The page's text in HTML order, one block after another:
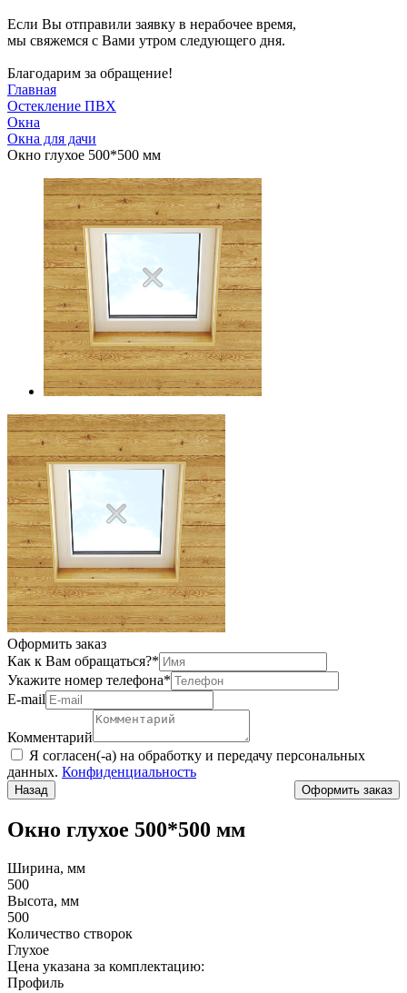
Если Вы отправили заявку в нерабочее время,
мы свяжемся с Вами утром следующего дня.
Благодарим за обращение!
Главная
Остекление ПВХ
Окна
Окна для дачи
Окно глухое 500*500 мм
Оформить заказ
Как к Вам обращаться?*
Укажите номер телефона*
Е-mail
Комментарий
Я согласен(-а) на обработку и передачу персональных
данных. Конфиденциальность
Назад
Окно глухое 500*500 мм
Ширина, мм
500
Высота, мм
500
Количество створок
Глухое
Цена указана за комплектацию:
Профиль